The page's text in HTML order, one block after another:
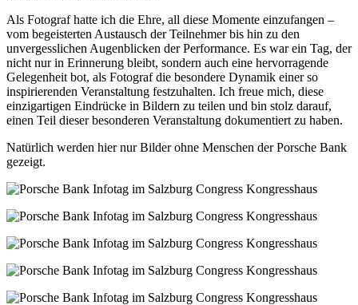
Als Fotograf hatte ich die Ehre, all diese Momente einzufangen –
vom begeisterten Austausch der Teilnehmer bis hin zu den
unvergesslichen Augenblicken der Performance. Es war ein Tag, der
nicht nur in Erinnerung bleibt, sondern auch eine hervorragende
Gelegenheit bot, als Fotograf die besondere Dynamik einer so
inspirierenden Veranstaltung festzuhalten. Ich freue mich, diese
einzigartigen Eindrücke in Bildern zu teilen und bin stolz darauf,
einen Teil dieser besonderen Veranstaltung dokumentiert zu haben.
Natürlich werden hier nur Bilder ohne Menschen der Porsche Bank
gezeigt.